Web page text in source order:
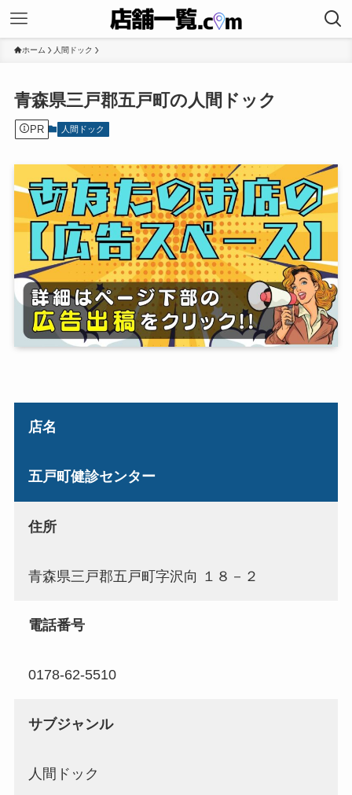
ホーム 人間ドック
青森県三戸郡五戸町の人間ドック
PR 人間ドック
店名
五戸町健診センター
住所
青森県三戸郡五戸町字沢向 １８－２
電話番号
0178-62-5510
サブジャンル
人間ドック